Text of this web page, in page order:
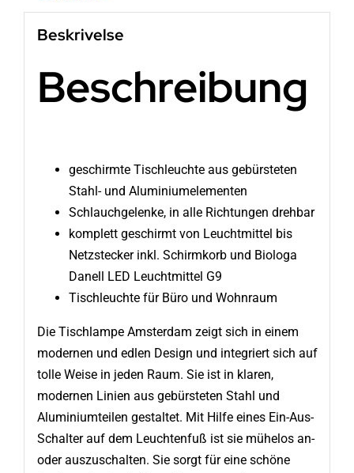
Beskrivelse
Beschreibung
geschirmte Tischleuchte aus gebürsteten
Stahl- und Aluminiumelementen
Schlauchgelenke, in alle Richtungen drehbar
komplett geschirmt von Leuchtmittel bis
Netzstecker inkl. Schirmkorb und Biologa
Danell LED Leuchtmittel G9
Tischleuchte für Büro und Wohnraum
Die Tischlampe Amsterdam zeigt sich in einem
modernen und edlen Design und integriert sich auf
tolle Weise in jeden Raum. Sie ist in klaren,
modernen Linien aus gebürsteten Stahl und
Aluminiumteilen gestaltet. Mit Hilfe eines Ein-Aus-
Schalter auf dem Leuchtenfuß ist sie mühelos an-
oder auszuschalten. Sie sorgt für eine schöne